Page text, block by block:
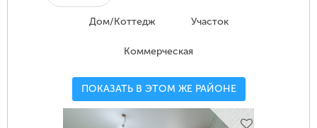
Дом/Коттедж Участок
Коммерческая
ПОКАЗАТЬ В ЭТОМ ЖЕ РАЙОНЕ